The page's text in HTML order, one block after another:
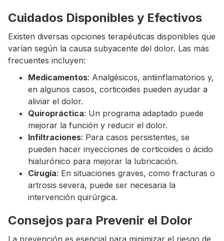
Cuidados Disponibles y Efectivos
Existen diversas opciones terapéuticas disponibles que
varían según la causa subyacente del dolor. Las más
frecuentes incluyen:
Medicamentos: Analgésicos, antiinflamatorios y,
en algunos casos, corticoides pueden ayudar a
aliviar el dolor.
Quiropráctica: Un programa adaptado puede
mejorar la función y reducir el dolor.
Infiltraciones: Para casos persistentes, se
pueden hacer inyecciones de corticoides o ácido
hialurónico para mejorar la lubricación.
Cirugía: En situaciones graves, como fracturas o
artrosis severa, puede ser necesaria la
intervención quirúrgica.
Consejos para Prevenir el Dolor
La prevención es esencial para minimizar el riesgo de